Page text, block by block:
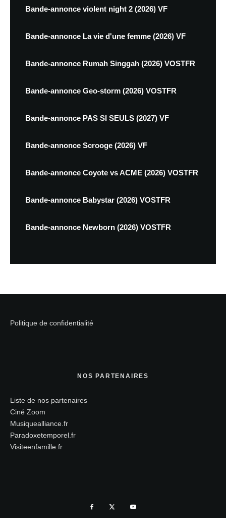
Bande-annonce violent night 2 (2026) VF
Bande-annonce La vie d'une femme (2026) VF
Bande-annonce Rumah Singgah (2026) VOSTFR
Bande-annonce Geo-storm (2026) VOSTFR
Bande-annonce PAS SI SEULS (2027) VF
Bande-annonce Scrooge (2026) VF
Bande-annonce Coyote vs ACME (2026) VOSTFR
Bande-annonce Babystar (2026) VOSTFR
Bande-annonce Newborn (2026) VOSTFR
Politique de confidentialité
NOS PARTENAIRES
Liste de nos partenaires
Ciné Zoom
Musiquealliance.fr
Paradoxetemporel.fr
Visiteenfamille.fr